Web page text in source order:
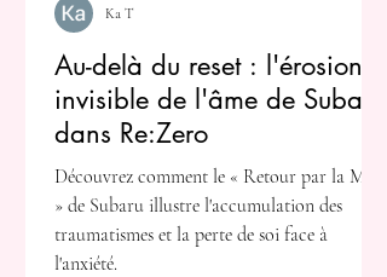
Au-delà du reset : l'érosion
invisible de l'âme de Subaru
dans Re:Zero
Découvrez comment le « Retour par la Mort
» de Subaru illustre l'accumulation des
traumatismes et la perte de soi face à
l'anxiété.
Ka T